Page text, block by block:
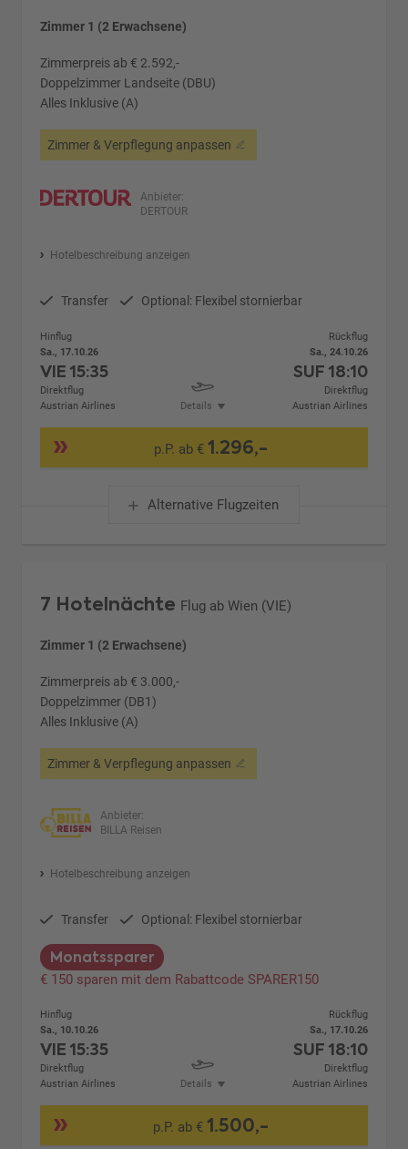
Zimmer 1 (2 Erwachsene)
Zimmerpreis ab € 2.592,-
Doppelzimmer Landseite (DBU)
Alles Inklusive (A)
Zimmer & Verpflegung anpassen
Anbieter:
DERTOUR
Hotelbeschreibung anzeigen
Transfer Optional: Flexibel stornierbar
Hinflug
Sa., 17.10.26
VIE15:35
Direktflug
Austrian Airlines
Details
Rückflug
Sa., 24.10.26
SUF 18:10
Direktflug
Austrian Airlines
p.P. ab € 1.296,-
Alternative Flugzeiten
7 Hotelnächte Flug ab Wien (VIE)
Zimmer 1 (2 Erwachsene)
Zimmerpreis ab € 3.000,-
Doppelzimmer (DB1)
Alles Inklusive (A)
Zimmer & Verpflegung anpassen
Anbieter:
BILLA Reisen
Hotelbeschreibung anzeigen
Transfer Optional: Flexibel stornierbar
Monatssparer
€ 150 sparen mit dem Rabattcode SPARER150
Hinflug
Sa., 10.10.26
VIE15:35
Direktflug
Austrian Airlines
Details
Rückflug
Sa., 17.10.26
SUF 18:10
Direktflug
Austrian Airlines
p.P. ab € 1.500,-